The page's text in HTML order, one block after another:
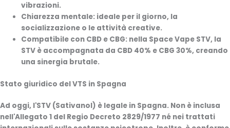
vibrazioni.
Chiarezza mentale: ideale per il giorno, la
socializzazione o le attività creative.
Compatibile con CBD e CBG: nella Space Vape STV, la
STV è accompagnata da CBD 40% e CBG 30%, creando
una sinergia brutale.
Stato giuridico del VTS in Spagna
Ad oggi, l'STV (Sativanol) è legale in Spagna. Non è inclusa
nell'Allegato 1 del Regio Decreto 2829/1977 né nei trattati